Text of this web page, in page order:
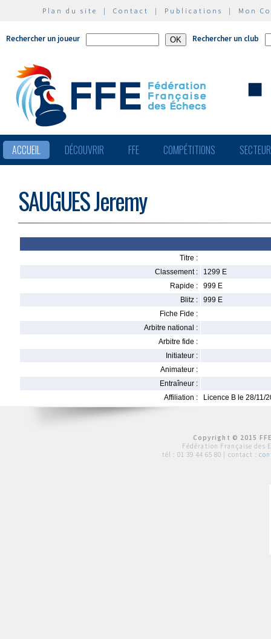
Plan du site | Contact | Publications | Mon
Rechercher un joueur Rechercher un club
ACCUEIL DÉCOUVRIR FFE COMPÉTITIONS
SAUGUES Jeremy
Titre :
Classement :
1299 E
Rapide :
999 E
Blitz :
999 E
Fiche Fide :
Arbitre national :
Arbitre fide :
Initiateur :
Animateur :
Entraîneur :
Affiliation :
Licence B le 28/11/
Copyright © 2015
Fédération Française des
tél : 01 39 44 65 80 | contact :